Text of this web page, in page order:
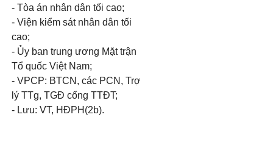
- Tòa án nhân dân tối cao;
- Viện kiểm sát nhân dân tối
cao;
- Ủy ban trung ương Mặt trận
Tổ quốc Việt Nam;
- VPCP: BTCN, các PCN, Trợ
lý TTg, TGĐ cổng TTĐT;
- Lưu: VT, HĐPH(2b).